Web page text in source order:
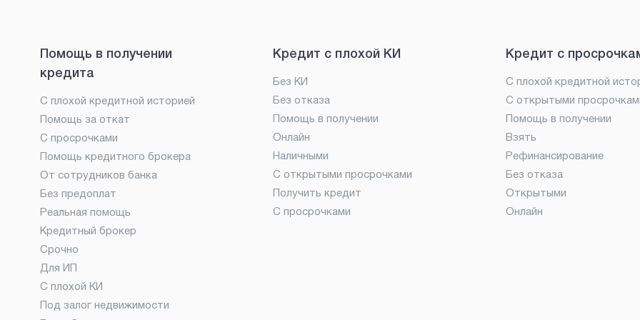
Помощь в получении
кредита
С плохой кредитной историей
Помощь за откат
С просрочками
Помощь кредитного брокера
От сотрудников банка
Без предоплат
Реальная помощь
Кредитный брокер
Срочно
Для ИП
С плохой КИ
Под залог недвижимости
Кредит с плохой КИ
Без КИ
Без отказа
Помощь в получении
Онлайн
Наличными
С открытыми просрочками
Получить кредит
С просрочками
Кредит с
С плохой кредитной
С открытыми
Помощь в получении
Взять
Рефинансирование
Без отказа
Открытыми
Онлайн